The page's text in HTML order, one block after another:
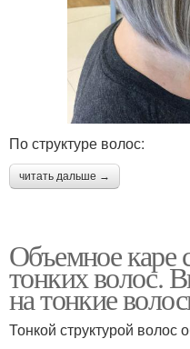
По структуре волос:
читать дальше →
Объемное каре
тонких волос.
на тонкие
Тонкой структурой